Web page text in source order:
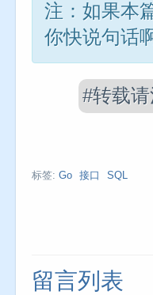
注：如果本
你快说句话
#转载请
标签: Go 接口 SQL
留言列表